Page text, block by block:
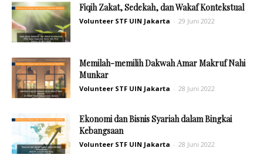
Fiqih Zakat, Sedekah, dan Wakaf Kontekstual
Volunteer STF UIN Jakarta - 29 Juni 2022
Memilah-memilih Dakwah Amar Makruf Nahi
Munkar
Volunteer STF UIN Jakarta - 28 Juni 2022
Ekonomi dan Bisnis Syariah dalam Bingkai
Kebangsaan
Volunteer STF UIN Jakarta - 28 Juni 2022